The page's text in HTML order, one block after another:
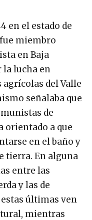
en el estado de
miembro
en Baja
la lucha en
del Valle
señalaba que
de
orientado a que
en el baño y
tierra. En alguna
entre las
y las de
últimas ven
mientras